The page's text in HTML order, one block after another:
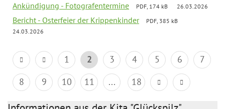
Ankündigung - Fotografentermine PDF, 174 kB 26.03.2026
Bericht - Osterfeier der Krippenkinder
PDF, 385 kB
24.03.2026
1 2 3 4 5 6
7
8
9 10 11 ... 18